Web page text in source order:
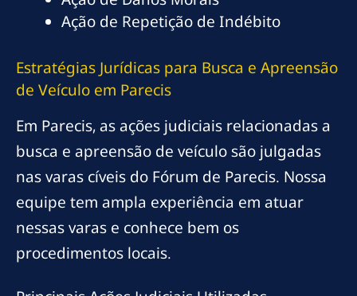
Ação de Repetição de Indébito
Estratégias Jurídicas para Busca e Apreensão
de Veículo em Parecis
Em Parecis, as ações judiciais relacionadas a
busca e apreensão de veículo são julgadas
nas varas cíveis do Fórum de Parecis. Nossa
equipe tem ampla experiência em atuar
nessas varas e conhece bem os
procedimentos locais.